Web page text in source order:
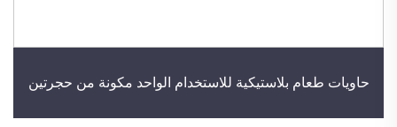
حاويات طعام بلاستيكية للاستخدام الواحد مكونة من حجرتين